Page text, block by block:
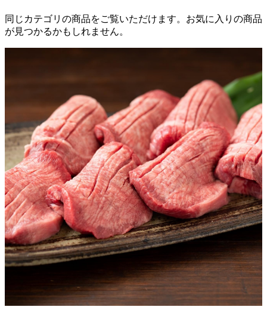
同じカテゴリの商品をご覧いただけます。お気に入りの商品
が見つかるかもしれません。